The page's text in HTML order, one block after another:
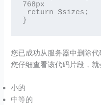
768px
}
您已成功从服务器中删除代
您仔细查看该代码片段，就
小的
中等的